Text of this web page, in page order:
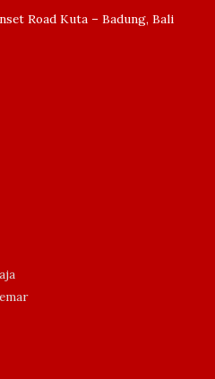
Road Kuta – Badung, Bali